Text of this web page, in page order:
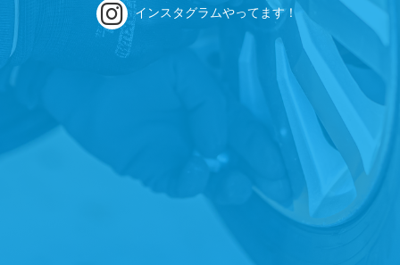
インスタグラムやってます！